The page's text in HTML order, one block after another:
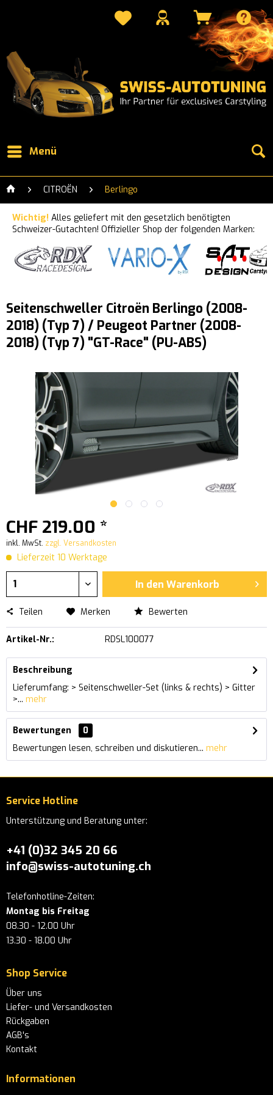
Menü
CITROËN Berlingo
Wichtig! Alles geliefert mit den gesetzlich benötigten
Schweizer-Gutachten! Offizieller Shop der folgenden Marken:
Seitenschweller Citroën Berlingo (2008-
2018) (Typ 7) / Peugeot Partner (2008-
2018) (Typ 7) "GT-Race" (PU-ABS)
CHF 219.00 *
inkl. MwSt. zzgl. Versandkosten
Lieferzeit 10 Werktage
In den Warenkorb
Teilen Merken Bewerten
Artikel-Nr.: RDSL100077
Beschreibung
Lieferumfang: > Seitenschweller-Set (links & rechts) > Gitter
>... mehr
Bewertungen
0
Bewertungen lesen, schreiben und diskutieren... mehr
Service Hotline
Unterstützung und Beratung unter:
+41 (0)32 345 20 66
info@swiss-autotuning.ch
Telefonhotline-Zeiten:
Montag bis Freitag
08.30 - 12.00 Uhr
13.30 - 18.00 Uhr
Shop Service
Über uns
Liefer- und Versandkosten
Rückgaben
AGB's
Kontakt
Informationen